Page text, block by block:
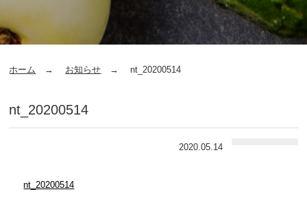
ホーム お知らせ nt_20200514
nt_20200514
2020.05.14
nt_20200514